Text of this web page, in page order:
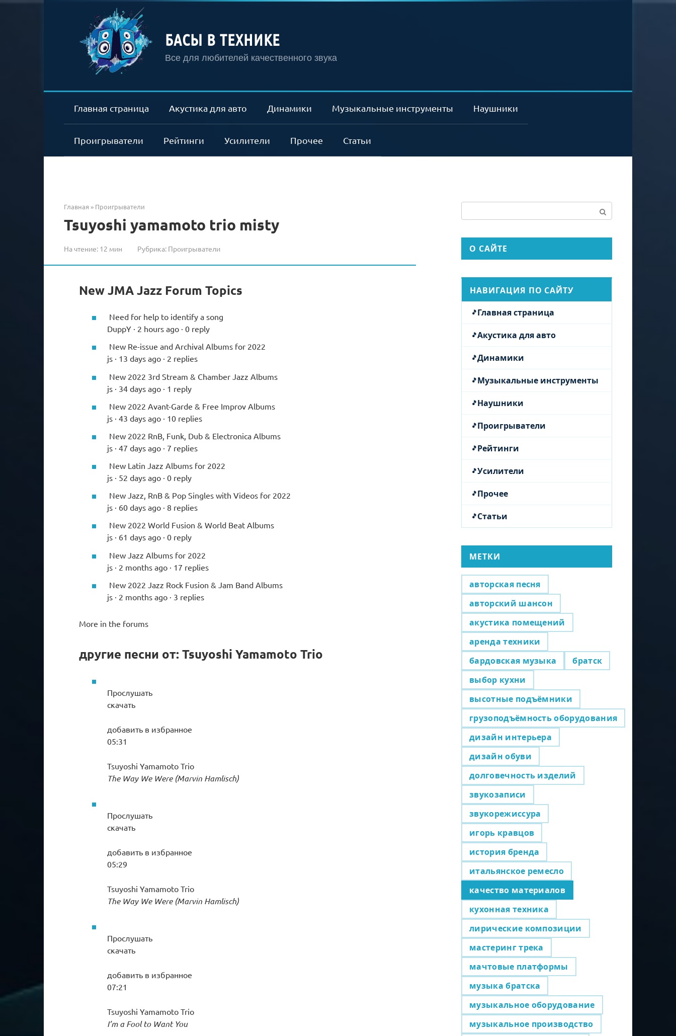
БАСЫ В ТЕХНИКЕ
Все для любителей качественного звука
Главная страница Акустика для авто Динамики Музыкальные инструменты Наушники
Проигрыватели Рейтинги Усилители Прочее Статьи
Главная » Проигрыватели
Tsuyoshi yamamoto trio misty
На чтение: 12 мин Рубрика: Проигрыватели
New JMA Jazz Forum Topics
Need for help to identify a song
DuppY · 2 hours ago · 0 reply
New Re-issue and Archival Albums for 2022
js · 13 days ago · 2 replies
New 2022 3rd Stream & Chamber Jazz Albums
js · 34 days ago · 1 reply
New 2022 Avant-Garde & Free Improv Albums
js · 43 days ago · 10 replies
New 2022 RnB, Funk, Dub & Electronica Albums
js · 47 days ago · 7 replies
New Latin Jazz Albums for 2022
js · 52 days ago · 0 reply
New Jazz, RnB & Pop Singles with Videos for 2022
js · 60 days ago · 8 replies
New 2022 World Fusion & World Beat Albums
js · 61 days ago · 0 reply
New Jazz Albums for 2022
js · 2 months ago · 17 replies
New 2022 Jazz Rock Fusion & Jam Band Albums
js · 2 months ago · 3 replies
More in the forums
другие песни от: Tsuyoshi Yamamoto Trio
Прослушать
скачать
добавить в избранное
05:31
Tsuyoshi Yamamoto Trio
The Way We Were (Marvin Hamlisch)
Прослушать
скачать
добавить в избранное
05:29
Tsuyoshi Yamamoto Trio
The Way We Were (Marvin Hamlisch)
Прослушать
скачать
добавить в избранное
07:21
Tsuyoshi Yamamoto Trio
I’m a Fool to Want You
О САЙТЕ
НАВИГАЦИЯ ПО САЙТУ
Главная страница
Акустика для авто
Динамики
Музыкальные инструменты
Наушники
Проигрыватели
Рейтинги
Усилители
Прочее
Статьи
МЕТКИ
авторская песня
авторский шансон
акустика помещений
аренда техники
бардовская музыка
братск
выбор кухни
высотные подъёмники
грузоподъёмность оборудования
дизайн интерьера
дизайн обуви
долговечность изделий
звукозаписи
звукорежиссура
игорь кравцов
история бренда
итальянское ремесло
качество материалов
кухонная техника
лирические композиции
мастеринг трека
мачтовые платформы
музыка братска
музыкальное оборудование
музыкальное производство